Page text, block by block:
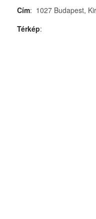
Cím: 1027 Budapest,
Térkép: